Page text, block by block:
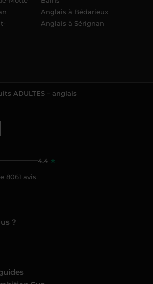
Anglais à Bédarieux
Anglais à Sérignan
ADULTES – anglais
4.4
8061 avis
?